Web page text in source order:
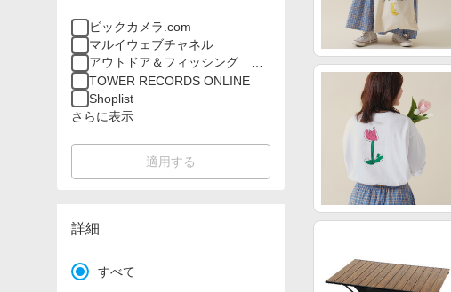
ビックカメラ.com
マルイウェブチャネル
アウトドア＆フィッシング ナ
チュラム
TOWER RECORDS ONLINE
Shoplist
さらに表示
適用する
詳細
すべて